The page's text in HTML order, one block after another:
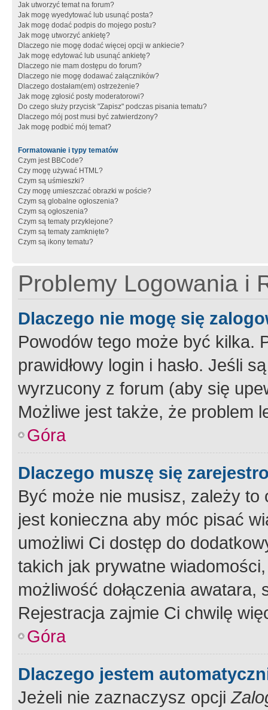
Jak utworzyć temat na forum?
Jak mogę wyedytować lub usunąć posta?
Jak mogę dodać podpis do mojego postu?
Jak mogę utworzyć ankietę?
Dlaczego nie mogę dodać więcej opcji w ankiecie?
Jak mogę edytować lub usunąć ankietę?
Dlaczego nie mam dostępu do forum?
Dlaczego nie mogę dodawać załączników?
Dlaczego dostałam(em) ostrzeżenie?
Jak mogę zgłosić posty moderatorowi?
Do czego służy przycisk "Zapisz" podczas pisania tematu?
Dlaczego mój post musi być zatwierdzony?
Jak mogę podbić mój temat?
Formatowanie i typy tematów
Czym jest BBCode?
Czy mogę używać HTML?
Czym są uśmieszki?
Czy mogę umieszczać obrazki w poście?
Czym są globalne ogłoszenia?
Czym są ogłoszenia?
Czym są tematy przyklejone?
Czym są tematy zamknięte?
Czym są ikony tematu?
Problemy Logowania i
Dlaczego nie mogę się
Powodów tego może być kilka.
prawidłowy login i hasło. Jeśli
wyrzucony z forum (aby się
Możliwe jest także, że problem
Góra
Dlaczego muszę się
Być może nie musisz, zależy
jest konieczna aby móc pisać
umożliwi Ci dostęp do
takich jak prywatne
możliwość dołączenia
Rejestracja zajmie Ci chwilę
Góra
Dlaczego jestem
Jeżeli nie zaznaczysz opcji